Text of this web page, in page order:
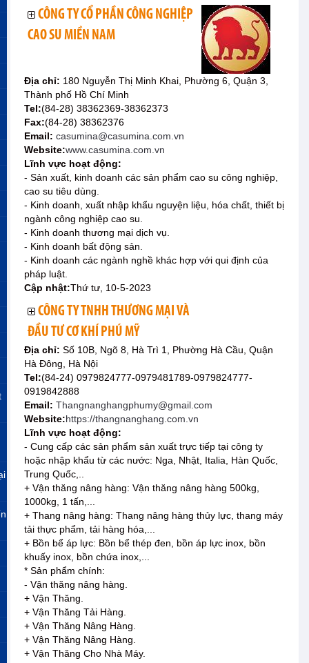
CÔNG TY CỔ PHẦN CÔNG NGHIỆP
CAO SU MIỀN NAM
Địa chỉ: 180 Nguyễn Thị Minh Khai, Phường 6, Quận 3,
Thành phố Hồ Chí Minh
Tel:(84-28) 38362369-38362373
Fax:(84-28) 38362376
Email: casumina@casumina.com.vn
Website:www.casumina.com.vn
Lĩnh vực hoạt động:
- Sản xuất, kinh doanh các sản phẩm cao su công nghiệp,
cao su tiêu dùng.
- Kinh doanh, xuất nhập khẩu nguyện liệu, hóa chất, thiết bị
ngành công nghiệp cao su.
- Kinh doanh thương mại dịch vụ.
- Kinh doanh bất động sản.
- Kinh doanh các ngành nghề khác hợp với qui định của
pháp luật.
Cập nhật:Thứ tư, 10-5-2023
CÔNG TY TNHH THƯƠNG MẠI VÀ
ĐẦU TƯ CƠ KHÍ PHÚ MỸ
Địa chỉ: Số 10B, Ngõ 8, Hà Trì 1, Phường Hà Cầu, Quận
Hà Đông, Hà Nội
Tel:(84-24) 0979824777-0979481789-0979824777-
0919842888
Email: Thangnanghangphumy@gmail.com
Website:https://thangnanghang.com.vn
Lĩnh vực hoạt động:
- Cung cấp các sản phẩm sản xuất trực tiếp tại công ty
hoặc nhập khẩu từ các nước: Nga, Nhật, Italia, Hàn Quốc,
Trung Quốc,..
+ Vận thăng nâng hàng: Vận thăng nâng hàng 500kg,
1000kg, 1 tấn,...
+ Thang nâng hàng: Thang nâng hàng thủy lực, thang máy
tải thực phẩm, tải hàng hóa,...
+ Bồn bể áp lực: Bồn bể thép đen, bồn áp lực inox, bồn
khuấy inox, bồn chứa inox,...
* Sản phẩm chính:
- Vận thăng nâng hàng.
+ Vận Thăng.
+ Vận Thăng Tải Hàng.
+ Vận Thăng Nâng Hàng.
+ Vận Thăng Nâng Hàng.
+ Vận Thăng Cho Nhà Máy.